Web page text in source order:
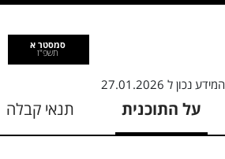
סמסטר א
תשפ"ז
המידע נכון ל 27.01.2026
על התוכנית תנאי קבלה